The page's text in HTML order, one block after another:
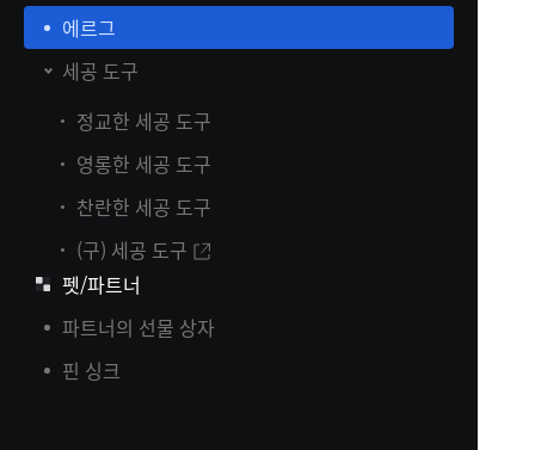
에르그
세공 도구
정교한 세공 도구
영롱한 세공 도구
찬란한 세공 도구
(구) 세공 도구
펫/파트너
파트너의 선물 상자
핀 싱크